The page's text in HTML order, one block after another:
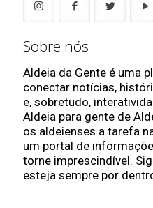
Sobre nós
Aldeia da Gente é uma
conectar notícias,
e, sobretudo,
Aldeia para gente de
os aldeienses a tarefa
um portal de
torne imprescindível.
esteja sempre por